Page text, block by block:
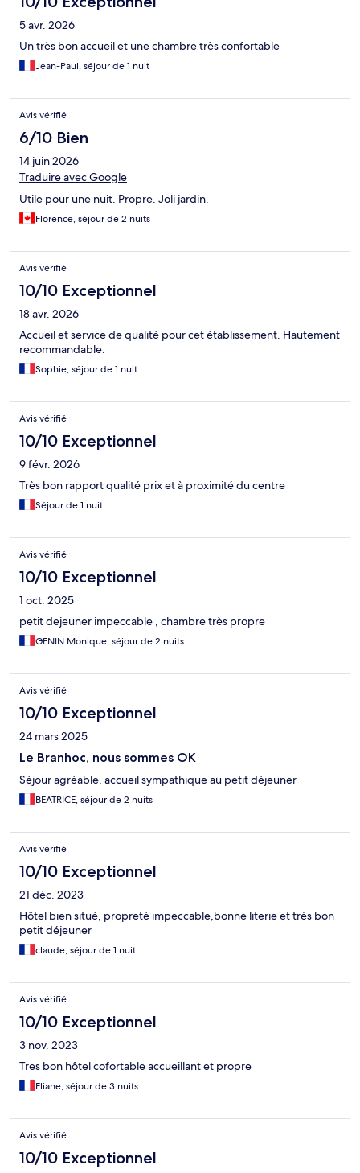
5 avr. 2026
Un très bon accueil et une chambre très confortable
Jean-Paul, séjour de 1 nuit
Avis vérifié
6/10 Bien
14 juin 2026
Traduire avec Google
Utile pour une nuit. Propre. Joli jardin.
Florence, séjour de 2 nuits
Avis vérifié
10/10 Exceptionnel
18 avr. 2026
Accueil et service de qualité pour cet établissement. Hautement
recommandable.
Sophie, séjour de 1 nuit
Avis vérifié
10/10 Exceptionnel
9 févr. 2026
Très bon rapport qualité prix et à proximité du centre
Séjour de 1 nuit
Avis vérifié
10/10 Exceptionnel
1 oct. 2025
petit dejeuner impeccable , chambre très propre
GENIN Monique, séjour de 2 nuits
Avis vérifié
10/10 Exceptionnel
24 mars 2025
Le Branhoc, nous sommes OK
Séjour agréable, accueil sympathique au petit déjeuner
BEATRICE, séjour de 2 nuits
Avis vérifié
10/10 Exceptionnel
21 déc. 2023
Hôtel bien situé, propreté impeccable,bonne literie et très bon
petit déjeuner
claude, séjour de 1 nuit
Avis vérifié
10/10 Exceptionnel
3 nov. 2023
Tres bon hôtel cofortable accueillant et propre
Eliane, séjour de 3 nuits
Avis vérifié
10/10 Exceptionnel